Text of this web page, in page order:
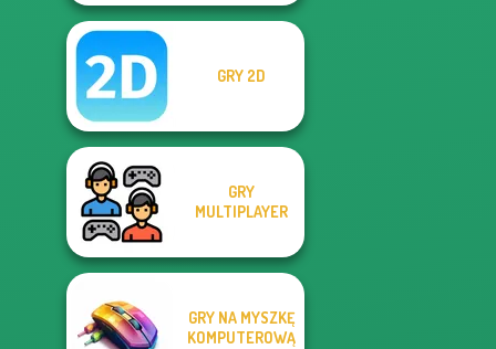
GRY 2D
GRY
MULTIPLAYER
GRY NA MYSZKĘ
KOMPUTEROWĄ